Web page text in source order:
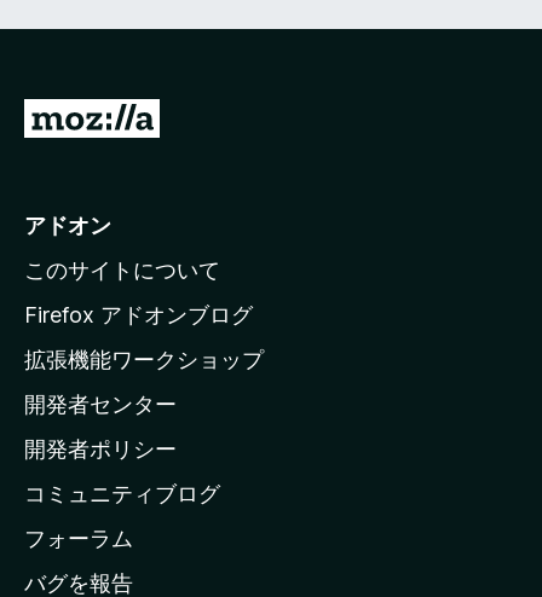
M
i
l
a
ホ
ー
ム
ー
ジ
へ
アドオン
このサイトについて
Firefox アドオンブログ
拡張機能ワークショップ
開発者センター
開発者ポリシー
コミュニティブログ
フォーラム
バグを報告